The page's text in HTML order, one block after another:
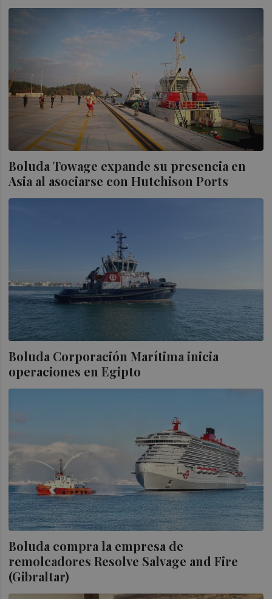
Boluda Towage expande su presencia en
Asia al asociarse con Hutchison Ports
Boluda Corporación Marítima inicia
operaciones en Egipto
Boluda compra la empresa de
remolcadores Resolve Salvage and Fire
(Gibraltar)